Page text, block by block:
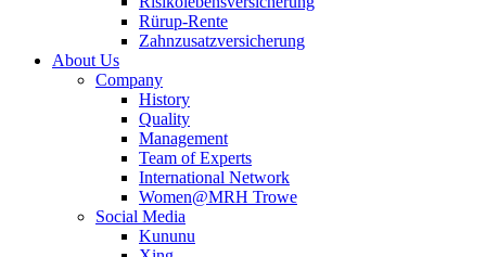
Rürup-Rente
Zahnzusatzversicherung
About Us
Company
History
Quality
Management
Team of Experts
International Network
Women@MRH Trowe
Social Media
Kununu